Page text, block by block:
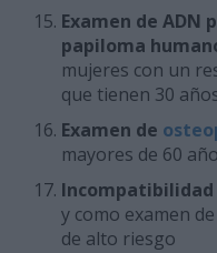
Examen de ADN
papiloma
mujeres con un
que tienen 30
Examen de
mayores de 60
Incompatibilidad
y como examen
de alto riesgo